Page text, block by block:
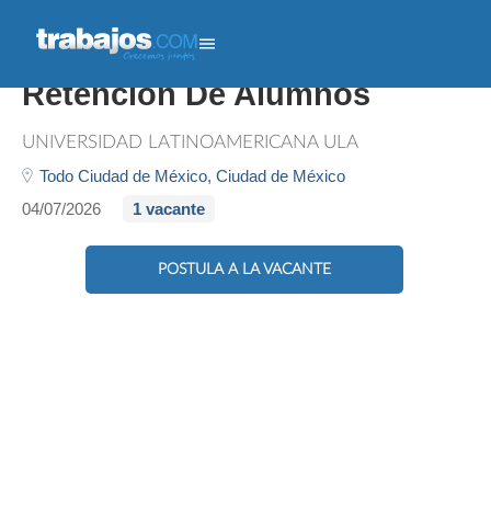
Ejecutivo De Atención Y
Retención De Alumnos
UNIVERSIDAD LATINOAMERICANA ULA
Todo Ciudad de México, Ciudad de México
04/07/2026
1 vacante
POSTULA A LA VACANTE